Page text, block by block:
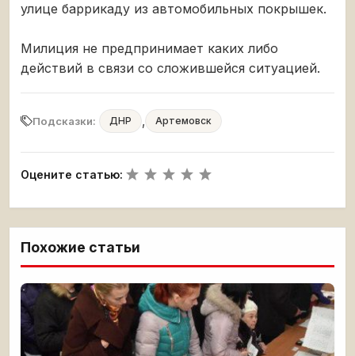
улице баррикаду из автомобильных покрышек.
Милиция не предпринимает каких либо
действий в связи со сложившейся ситуацией.
Подсказки: ДНР , Артемовск
Оцените статью:
Похожие статьи